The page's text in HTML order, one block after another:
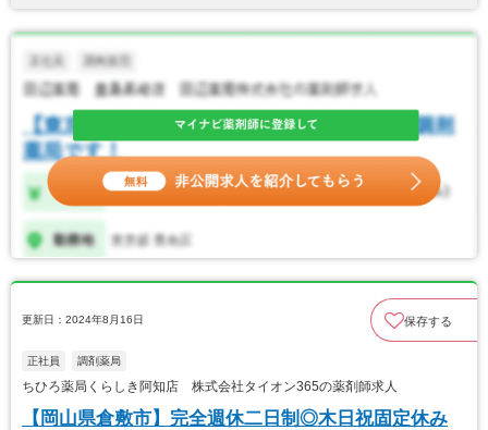
更新日：2024年8月16日 保存する
正社員 調剤薬局
ちひろ薬局くらしき阿知店 株式会社タイオン365の薬剤師求人
【岡山県倉敷市】完全週休二日制◎木日祝固定休み